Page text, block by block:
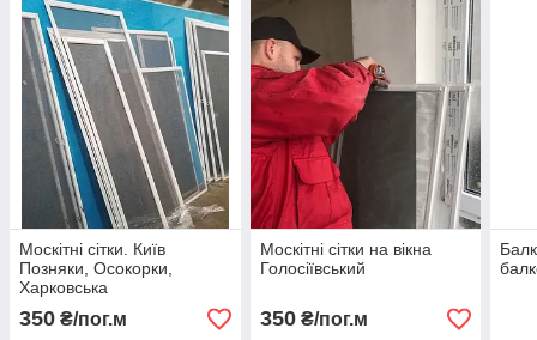
Москітні сітки. Київ
Позняки, Осокорки,
Харковська
350 ₴/пог.м
Москітні сітки на вікна
Голосіївський
350₴/пог.м